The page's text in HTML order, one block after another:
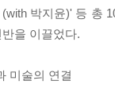
박지윤)' 등 총
을 이끌었다.
미술의 연결